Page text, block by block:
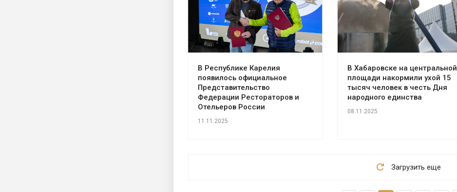
В Республике Карелия
появилось официальное
Представительство
Федерации Рестораторов и
Отельеров России
11.11.2025
В Хабаровске на центральной
площади накормили ухой 15
тысяч человек в честь Дня
народного единства
08.11.2025
Загрузить еще